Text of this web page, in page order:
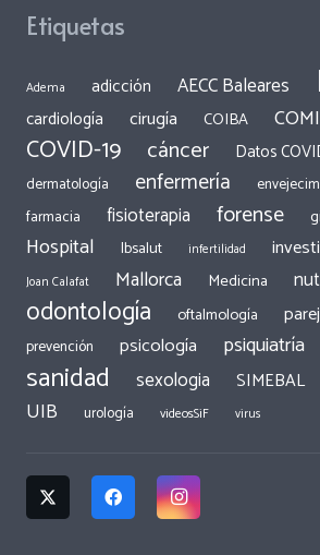
Etiquetas
Adema adicción AECC Baleares
cardiología cirugía COIBA
COVID-19 cáncer Datos
dermatología
enfermería
farmacia fisioterapia forense
Hospital Ibsalut infertilidad
Joan Calafat Mallorca Medicina
odontología oftalmología
prevención psicología psiquiatría
sanidad sexologia SIMEBAL
UIB urología videosSiF virus